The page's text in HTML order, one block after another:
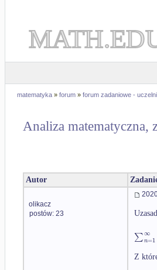
matematyka » forum » forum zadaniowe -
Analiza matematyczna,
Autor
olikacz
postów: 23
∑∞
n=1
Z